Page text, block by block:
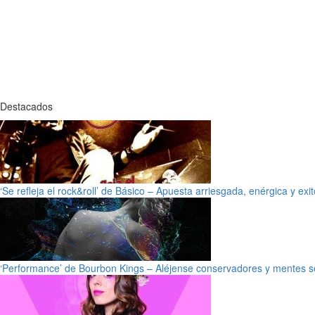
Destacados
‘Se refleja el rock&roll’ de Básico – Apuesta arriesgada, enérgica y
‘Performance’ de Bourbon Kings – Aléjense conservadores y mentes